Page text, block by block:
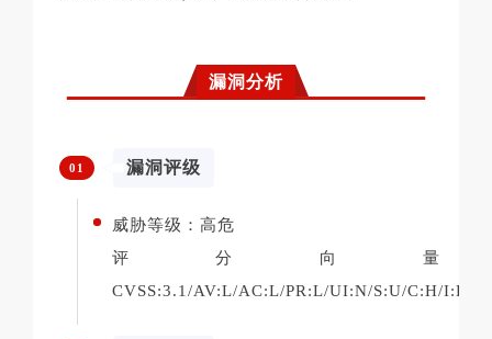
漏洞分析
01 漏洞评级
威胁等级：高危
评分向量
CVSS:3.1/AV:L/AC:L/PR:L/UI:N/S:U/C:H/I:H/